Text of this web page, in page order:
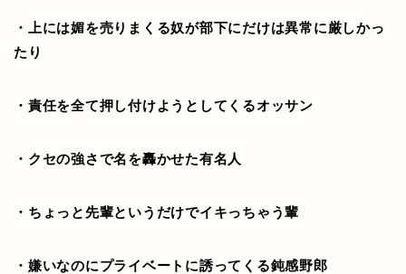
・上には媚を売りまくる奴が部下にだけは異常に厳しかっ
たり
・責任を全て押し付けようとしてくるオッサン
・クセの強さで名を轟かせた有名人
・ちょっと先輩というだけでイキっちゃう輩
・嫌いなのにプライベートに誘ってくる鈍感野郎